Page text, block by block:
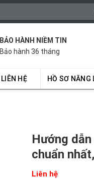
BẢO HÀNH NIỀM TIN
Bảo hành 36 tháng
LIÊN HỆ HỒ SƠ NĂNG
Hướng
chuẩn
Liên hệ